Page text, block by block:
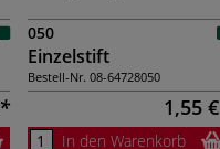
050
Einzelstift
Bestell-Nr. 08-64728050
1,55 €
In den Warenkorb